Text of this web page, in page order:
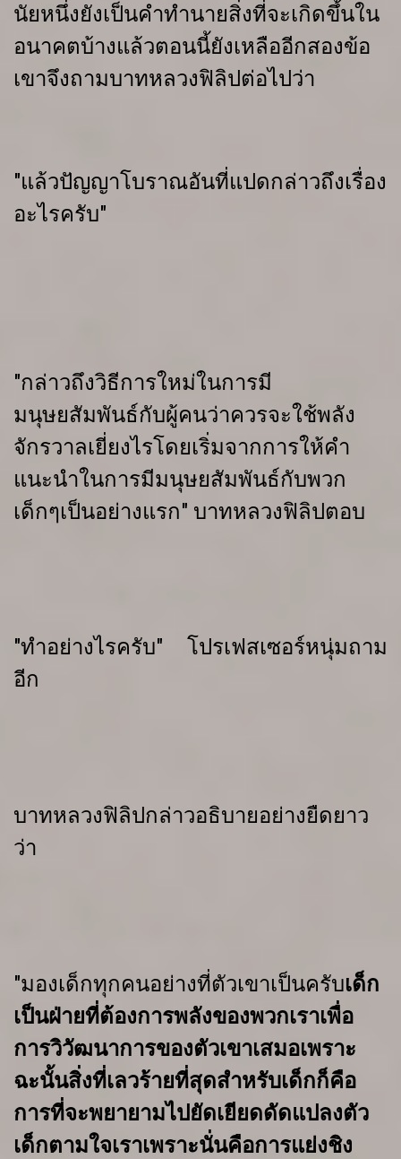
นัยหนึ่งยังเป็นคำทำนายสิ่งที่จะเกิดขึ้นใน
อนาคตบ้างแล้วตอนนี้ยังเหลืออีกสองข้อ
เขาจึงถามบาทหลวงฟิลิปต่อไปว่า
"แล้วปัญญาโบราณอันที่แปดกล่าวถึงเรื่อง
อะไรครับ"
"กล่าวถึงวิธีการใหม่ในการมี
มนุษยสัมพันธ์กับผู้คนว่าควรจะใช้พลัง
จักรวาลเยี่ยงไรโดยเริ่มจากการให้คำ
แนะนำในการมีมนุษยสัมพันธ์กับพวก
เด็กๆเป็นอย่างแรก" บาทหลวงฟิลิปตอบ
"ทำอย่างไรครับ" โปรเฟสเซอร์หนุ่มถาม
อีก
บาทหลวงฟิลิปกล่าวอธิบายอย่างยืดยาว
ว่า
"มองเด็กทุกคนอย่างที่ตัวเขาเป็นครับเด็ก
เป็นฝ่ายที่ต้องการพลังของพวกเราเพื่อ
การวิวัฒนาการของตัวเขาเสมอเพราะ
ฉะนั้นสิ่งที่เลวร้ายที่สุดสำหรับเด็กก็คือ
การที่จะพยายามไปยัดเยียดดัดแปลงตัว
เด็กตามใจเราเพราะนั่นคือการแย่งชิง